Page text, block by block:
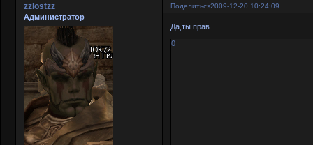
Поделиться2009-12-20 10:24:09
zzlostzz
Администратор
Да,ты прав
0